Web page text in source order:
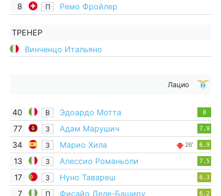
8
П Ремо Фройлер
ТРЕНЕР
Винченцо Итальяно
Лацио
40 В Эдоардо Мотта 8
77 З Адам Марушич 7.9
34 З Марио Хила 26' 6.9
13 З Алессио Романьоли 7.5
17 З Нуно Тавареш 6.3
7 П Фисайо Деле-Баширу 6.2